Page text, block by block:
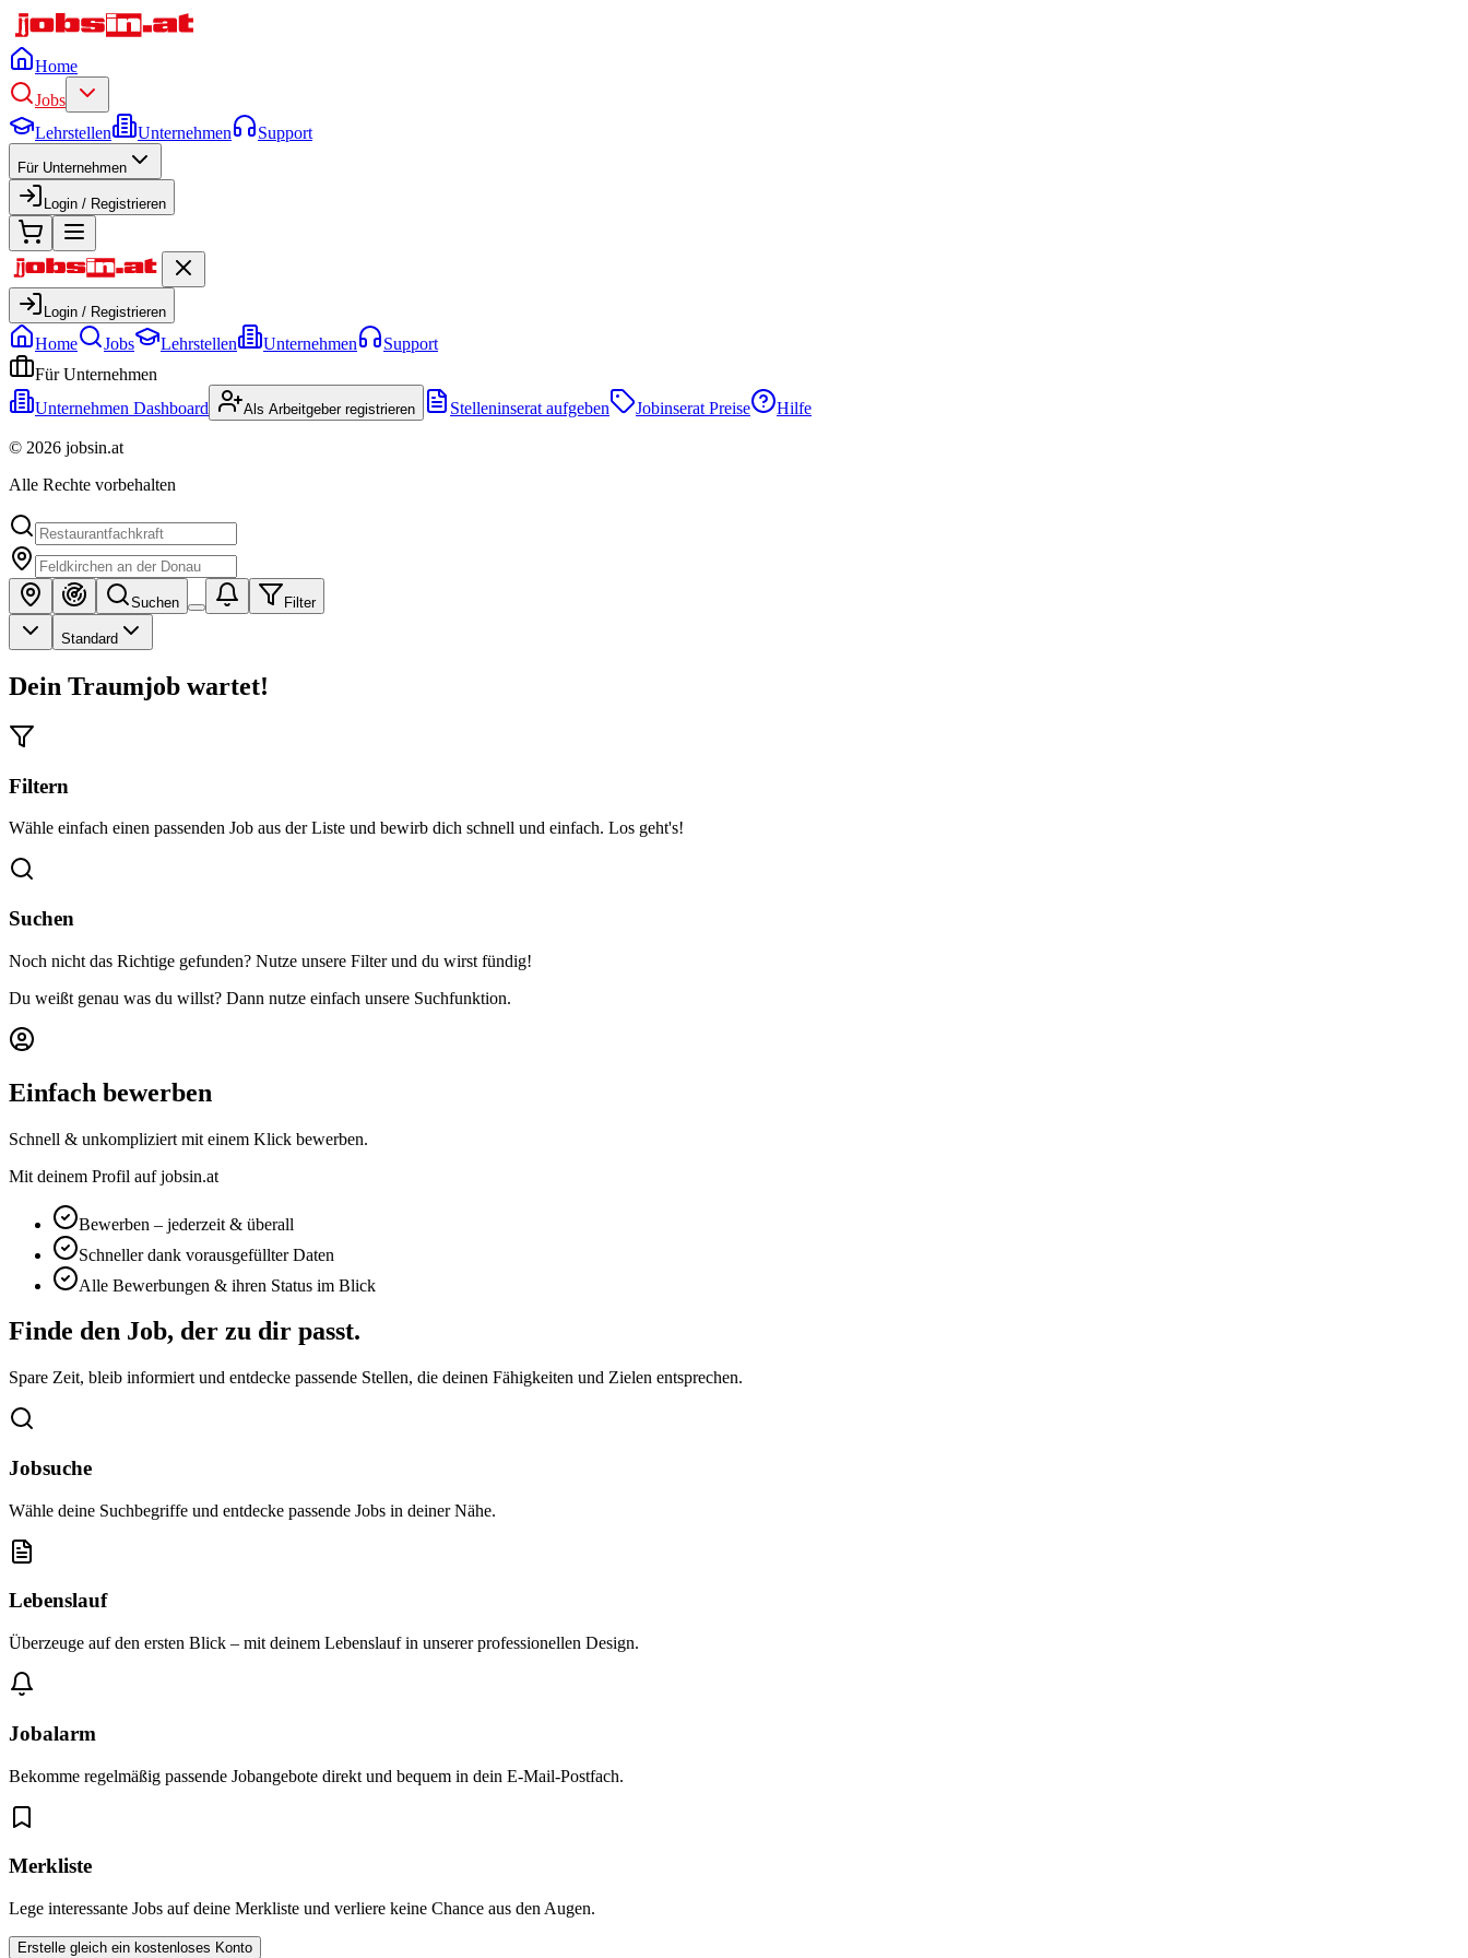
Home
Jobs
Lehrstellen
Unternehmen Support
Für Unternehmen
Login / Registrieren
Login / Registrieren
Home Jobs Lehrstellen Unternehmen
Support
Für Unternehmen
Unternehmen Dashboard
Als Arbeitgeber registrieren Stelleninserat aufgeben Jobinserat Preise Hilfe
© 2026 jobsin.at
Alle Rechte vorbehalten
Suchen Filter
Standard
Dein Traumjob wartet!
Filtern
Wähle einfach einen passenden Job aus der Liste und bewirb dich schnell und einfach. Los geht's!
Suchen
Noch nicht das Richtige gefunden? Nutze unsere Filter und du wirst fündig!
Du weißt genau was du willst? Dann nutze einfach unsere Suchfunktion.
Einfach bewerben
Schnell & unkompliziert mit einem Klick bewerben.
Mit deinem Profil auf jobsin.at
Bewerben – jederzeit & überall
Schneller dank vorausgefüllter Daten
Alle Bewerbungen & ihren Status im Blick
Finde den Job, der zu dir passt.
Spare Zeit, bleib informiert und entdecke passende Stellen, die deinen Fähigkeiten und Zielen entsprechen.
Jobsuche
Wähle deine Suchbegriffe und entdecke passende Jobs in deiner Nähe.
Lebenslauf
Überzeuge auf den ersten Blick – mit deinem Lebenslauf in unserer professionellen Design.
Jobalarm
Bekomme regelmäßig passende Jobangebote direkt und bequem in dein E-Mail-Postfach.
Merkliste
Lege interessante Jobs auf deine Merkliste und verliere keine Chance aus den Augen.
Erstelle gleich ein kostenloses Konto